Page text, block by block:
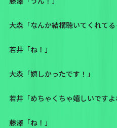
大森「なんか結構聴いてくれてる
若井「ね！」
大森「嬉しかったです！」
若井「めちゃくちゃ嬉しいですよ
藤澤「ね！」